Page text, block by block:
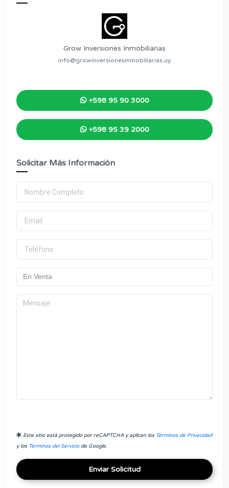
Grow Inversiones Inmobiliarias
info@growinversionesinmobiliarias.uy
+598 95 90 3000
+598 95 39 2000
Solicitar Más Información
Este sitio está protegido por reCAPTCHA y aplican los Términos de Privacidad
y los Términos del Serviciode Google.
Enviar Solicitud